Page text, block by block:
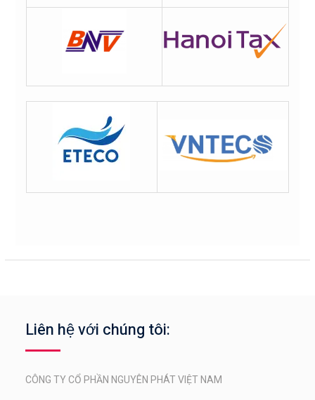
Liên hệ với chúng tôi:
CÔNG TY CỔ PHẦN NGUYÊN PHÁT VIỆT NAM